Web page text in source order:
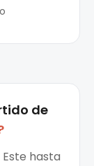
de
hasta